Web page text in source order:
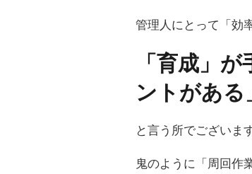
管理人にとって「効
「育成」
ントがある
と言う所でございます
鬼のように「周回作